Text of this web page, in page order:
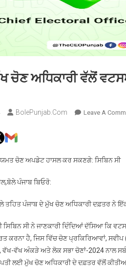
ਚੋਣ ਅਧਿਕਾਰੀ ਵੱਲੋਂ
BolePunjab.com Leave A
ਚੋਣ ਅਪਡੇਟ ਹਾਸਲ ਕਰ ਸਕਣਗੇ: ਸਿਬਿਨ ਸੀ
ਪੰਜਾਬ ਬਿਓਰੋ:
ਤਹਿਤ ਪੰਜਾਬ ਦੇ ਮੁੱਖ ਚੋਣ ਅਧਿਕਾਰੀ ਦਫ਼ਤਰ ਨੇ
ਸਿਬਿਨ ਸੀ ਨੇ ਜਾਣਕਾਰੀ ਦਿੰਦਿਆਂ ਦੱਸਿਆ ਕਿ
ਕਰਨਾ ਹੈ, ਜਿਸ ਵਿੱਚ ਚੋਣ ਪ੍ਰਕਿਰਿਆਵਾਂ,
ਵੱਖ-ਵੱਖ ਅੰਕੜੇ ਅਤੇ ਲੋਕ ਸਭਾ ਚੋਣਾਂ-2024 ਨਾਲ
ਲਈ ਮੁੱਖ ਚੋਣ ਅਧਿਕਾਰੀ ਦੇ ਦਫ਼ਤਰ ਵੱਲੋਂ